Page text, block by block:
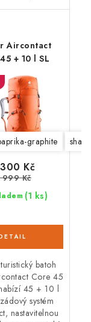
Aircontact
+ 10 l SL
graphite
(1 ks)
Kč
Kč
batoh
Core 45
45 + 10 l
systém
nastavitelnou